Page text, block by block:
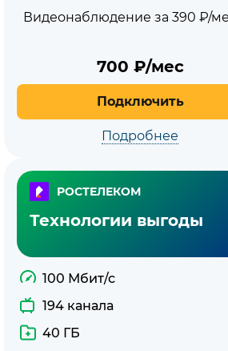
Видеонаблюдение за 390 ₽/
700 ₽/мес
Подключить
Подробнее
РОСТЕЛЕКОМ
Технологии выгоды
100 Мбит/с
194 канала
40 ГБ